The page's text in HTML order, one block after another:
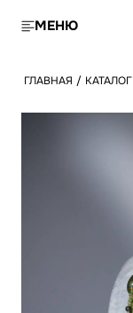
МЕНЮ
ГЛАВНАЯ / КАТАЛОГ